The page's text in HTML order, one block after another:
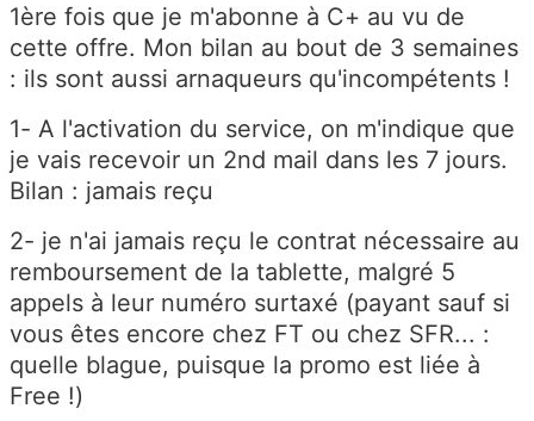
1ère fois que je m'abonne à C+ au vu de
cette offre. Mon bilan au bout de 3 semaines
: ils sont aussi arnaqueurs qu'incompétents !
1- A l'activation du service, on m'indique que
je vais recevoir un 2nd mail dans les 7 jours.
Bilan : jamais reçu
2- je n'ai jamais reçu le contrat nécessaire au
remboursement de la tablette, malgré 5
appels à leur numéro surtaxé (payant sauf si
vous êtes encore chez FT ou chez SFR... :
quelle blague, puisque la promo est liée à
Free !)